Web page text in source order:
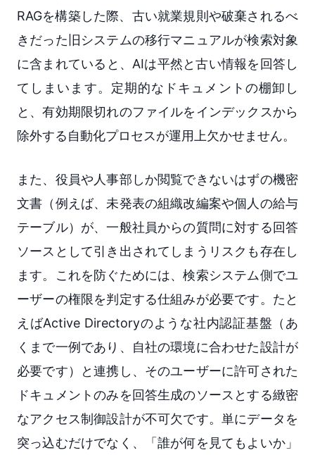
RAGを構築した際、古い就業規則や破棄されるべ
きだった旧システムの移行マニュアルが検索対象
に含まれていると、AIは平然と古い情報を回答し
てしまいます。定期的なドキュメントの棚卸し
と、有効期限切れのファイルをインデックスから
除外する自動化プロセスが運用上欠かせません。
また、役員や人事部しか閲覧できないはずの機密
文書（例えば、未発表の組織改編案や個人の給与
テーブル）が、一般社員からの質問に対する回答
ソースとして引き出されてしまうリスクも存在し
ます。これを防ぐためには、検索システム側でユ
ーザーの権限を判定する仕組みが必要です。たと
えばActive Directoryのような社内認証基盤（あ
くまで一例であり、自社の環境に合わせた設計が
必要です）と連携し、そのユーザーに許可された
ドキュメントのみを回答生成のソースとする緻密
なアクセス制御設計が不可欠です。単にデータを
突っ込むだけでなく、「誰が何を見てもよいか」